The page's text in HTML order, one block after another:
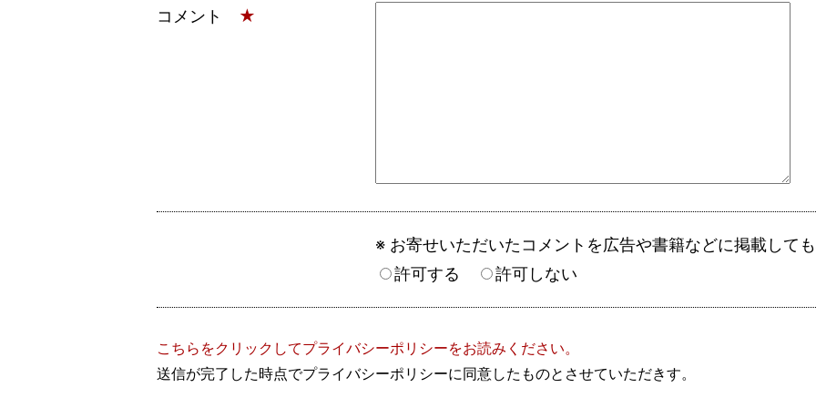
コメント ★
※ お寄せいただいたコメントを広告や書籍などに掲載して
許可する
許可しない
こちらをクリックしてプライバシーポリシーをお読みください。
送信が完了した時点でプライバシーポリシーに同意したものとさせていただきす。